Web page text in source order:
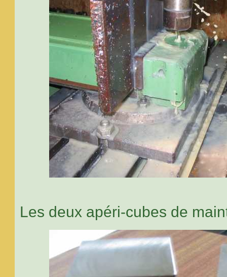
Les deux apéri-cubes de